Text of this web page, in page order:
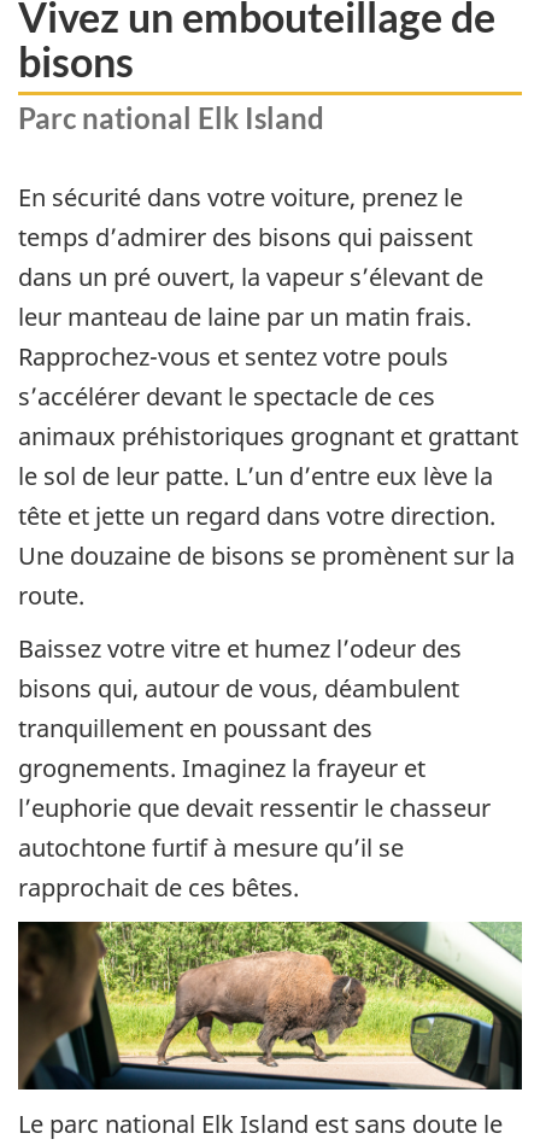
Vivez un embouteillage de
bisons
Parc national Elk Island
En sécurité dans votre voiture, prenez le
temps d’admirer des bisons qui paissent
dans un pré ouvert, la vapeur s’élevant de
leur manteau de laine par un matin frais.
Rapprochez-vous et sentez votre pouls
s’accélérer devant le spectacle de ces
animaux préhistoriques grognant et grattant
le sol de leur patte. L’un d’entre eux lève la
tête et jette un regard dans votre direction.
Une douzaine de bisons se promènent sur la
route.
Baissez votre vitre et humez l’odeur des
bisons qui, autour de vous, déambulent
tranquillement en poussant des
grognements. Imaginez la frayeur et
l’euphorie que devait ressentir le chasseur
autochtone furtif à mesure qu’il se
rapprochait de ces bêtes.
Le parc national Elk Island est sans doute le